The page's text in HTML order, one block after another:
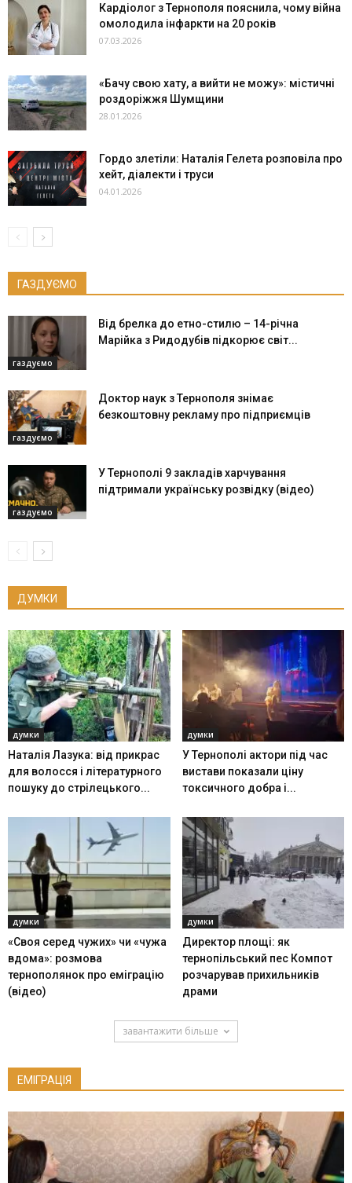
Кардіолог з Тернополя пояснила, чому війна
омолодила інфаркти на 20 років
07.03.2026
«Бачу свою хату, а вийти не можу»: містичні
роздоріжжя Шумщини
28.01.2026
Гордо злетіли: Наталія Гелета розповіла про
хейт, діалекти і труси
04.01.2026
ГАЗДУЄМО
газдуємо
Від брелка до етно-стилю – 14-річна
Марійка з Ридодубів підкорює світ...
газдуємо
Доктор наук з Тернополя знімає
безкоштовну рекламу про підприємців
газдуємо
У Тернополі 9 закладів харчування
підтримали українську розвідку (відео)
ДУМКИ
думки
Наталія Лазука: від прикрас
для волосся і літературного
пошуку до стрілецького...
думки
У Тернополі актори під час
вистави показали ціну
токсичного добра і...
думки
«Своя серед чужих» чи «чужа
вдома»: розмова
тернополянок про еміграцію
(відео)
думки
Директор площі: як
тернопільський пес Компот
розчарував прихильників
драми
завантажити більше
ЕМІГРАЦІЯ